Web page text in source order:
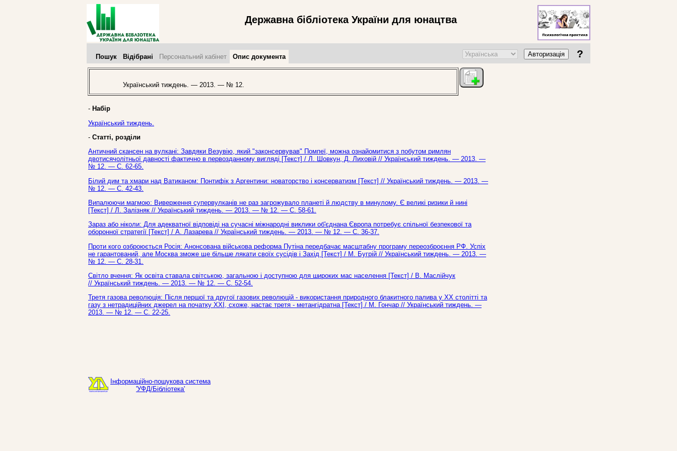
Державна бібліотека України для юнацтва
Пошук Відібрані Персональний кабінет Опис документа Авторизація ?
Український тиждень. — 2013. — № 12.
- Набір
Український тиждень.
- Статті, розділи
Античний скансен на вулкані: Завдяки Везувію, який "законсервував" Помпеї, можна ознайомитися з побутом римлян
двотисячолітньої давності фактично в первозданному вигляді [Текст] / Л. Шовкун, Д. Лиховій // Український тиждень. — 2013. —
№ 12. — С. 62-65.
Білий дим та хмари над Ватиканом: Понтифік з Аргентини: новаторство і консерватизм [Текст] // Український тиждень. — 2013. —
№ 12. — С. 42-43.
Випалюючи магмою: Виверження супервулканів не раз загрожувало планеті й людству в минулому. Є великі ризики й нині
[Текст] / Л. Залізняк // Український тиждень. — 2013. — № 12. — С. 58-61.
Зараз або ніколи: Для адекватної відповіді на сучасні міжнародні виклики об'єднана Європа потребує спільної безпекової та
оборонної стратегії [Текст] / А. Лазарева // Український тиждень. — 2013. — № 12. — С. 36-37.
Проти кого озброюється Росія: Анонсована військова реформа Путіна передбачає масштабну програму переозброєння РФ. Успіх
не гарантований, але Москва зможе ще більше лякати своїх сусідів і Захід [Текст] / М. Бугрій // Український тиждень. — 2013. —
№ 12. — С. 28-31.
Світло вчення: Як освіта ставала світською, загальною і доступною для широких мас населення [Текст] / В. Маслійчук
// Український тиждень. — 2013. — № 12. — С. 52-54.
Третя газова революція: Після першої та другої газових революцій - використання природного блакитного палива у ХХ столітті та
газу з нетрадиційних джерел на початку ХХІ, схоже, настає третя - метангідратна [Текст] / М. Гончар // Український тиждень. —
2013. — № 12. — С. 22-25.
Інформаційно-пошукова система
'УФД/Бібліотека'